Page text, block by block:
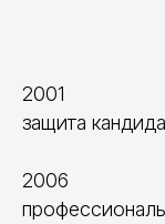
2001
защита
2006